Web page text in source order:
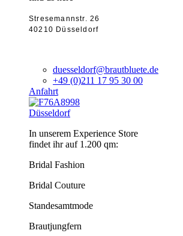
Stresemannstr. 26
40210 Düsseldorf
duesseldorf@brautbluete.de
+49 (0)211 17 95 30 00
Anfahrt
Düsseldorf
In unserem Experience Store
findet ihr auf 1.200 qm:
Bridal Fashion
Bridal Couture
Standesamtmode
Brautjungfern